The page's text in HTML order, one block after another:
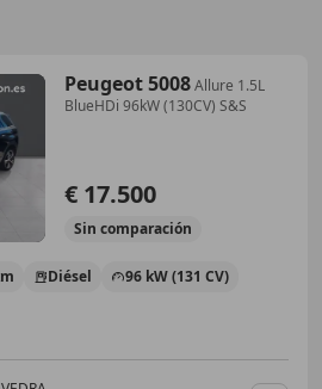
Peugeot 5008Allure 1.5L
BlueHDi 96kW (130CV) S&S
€ 17.500
Sin comparación
Diésel 96 kW (131 CV)